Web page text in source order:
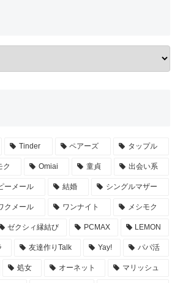
Tinder ペアーズ タップル
ク Omiai 童貞 出会い系
ーメール 結婚 シングルマザー
クメール ワンナイト メシモク
ゼクシィ縁結び PCMAX LEMON
友達作りTalk Yay! パパ活
処女 オーネット マリッシュ